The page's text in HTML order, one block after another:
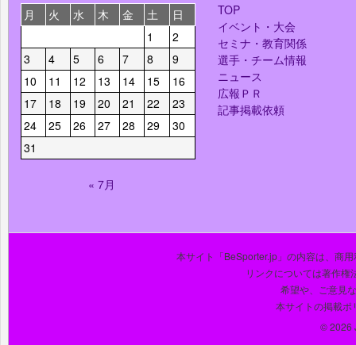
月
火 水 木 金 土
日
1
2
3
4 5 6 7 8
9
10
11 12 13 14 15
16
17
18 19 20 21 22
23
24
25 26 27 28 29
30
31
« 7月
TOP
イベント・大会
セミナ・教育関係
選手・チーム情報
ニュース
広報ＰＲ
記事掲載依頼
本サイト「BeSporter.jp」の内容は、商
リンクについては著作権
希望や、ご意見
本サイトの掲載ポ
© 2026